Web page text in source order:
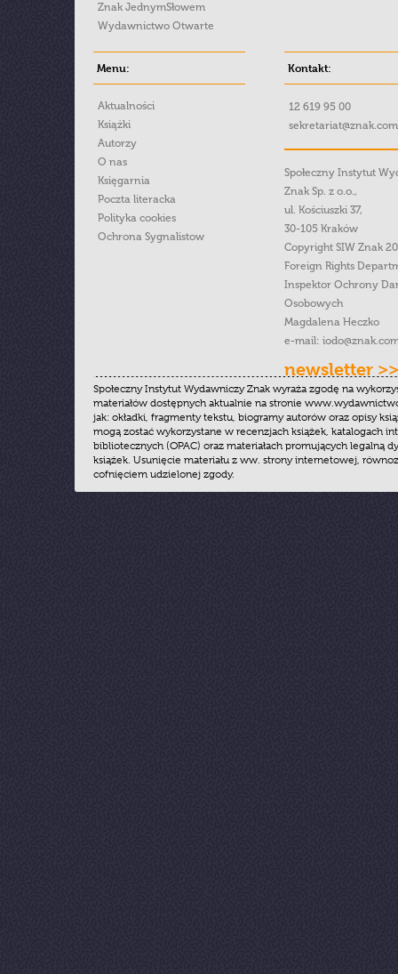
Znak JednymSłowem
Wydawnictwo Otwarte
Menu:
Aktualności
Książki
Autorzy
O nas
Księgarnia
Poczta literacka
Polityka cookies
Ochrona Sygnalistow
Kontakt:
12 619 95 00
Społeczny Instytut
Znak Sp. z o.o.,
ul. Kościuszki 37,
30-105 Kraków
Copyright SIW Znak
Foreign Rights
Inspektor Ochrony
Osobowych
Magdalena Heczko
e-mail:
newsletter >>
Społeczny Instytut Wydawniczy Znak wyraża zgodę na
materiałów dostępnych aktualnie na stronie
jak: okładki, fragmenty tekstu, biogramy autorów oraz opisy
mogą zostać wykorzystane w recenzjach książek, katalogach
bibliotecznych (OPAC) oraz materiałach promujących legalną
książek. Usunięcie materiału z ww. strony internetowej,
cofnięciem udzielonej zgody.